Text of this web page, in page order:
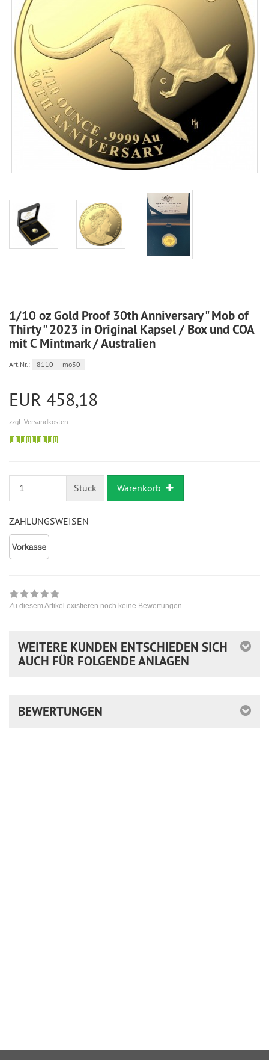
1/10 oz Gold Proof 30th Anniversary " Mob of
Thirty " 2023 in Original Kapsel / Box und COA
mit C Mintmark / Australien
Art.Nr.: 8110___mo30
EUR 458,18
zzgl. Versandkosten
Stück Warenkorb
ZAHLUNGSWEISEN
Zu diesem Artikel existieren noch keine Bewertungen
WEITERE KUNDEN ENTSCHIEDEN SICH
AUCH FÜR FOLGENDE ANLAGEN
BEWERTUNGEN